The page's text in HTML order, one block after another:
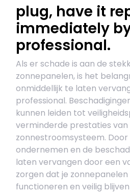
plug, have it
immediately
professional.
Als er schade is aan de
zonnepanelen, is het
onmiddellijk te laten
professional.
kunnen leiden tot
verminderde prestaties van
zonnestroomsysteem.
ondernemen en de
laten vervangen door een
zorgen dat je
functioneren en veilig